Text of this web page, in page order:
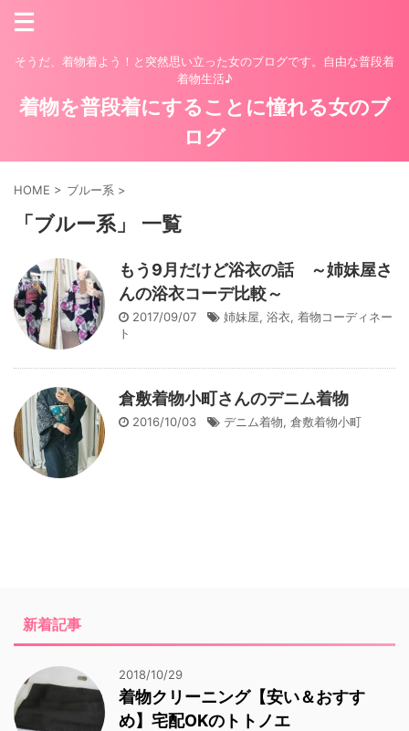
そうだ、着物着よう！と突然思い立った女のブログです。自由な普段着
着物生活♪
着物を普段着にすることに憧れる女のブ
ログ
HOME > ブルー系 >
「ブルー系」 一覧
もう9月だけど浴衣の話 ～姉妹屋さ
んの浴衣コーデ比較～
2017/09/07 姉妹屋, 浴衣, 着物コーディネー
ト
倉敷着物小町さんのデニム着物
2016/10/03 デニム着物, 倉敷着物小町
新着記事
2018/10/29
着物クリーニング【安い＆おすす
め】宅配OKのトトノエ